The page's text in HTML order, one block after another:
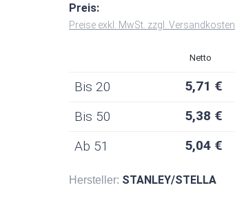
Preis:
Preise exkl. MwSt. zzgl. Versandkosten
Netto
Bis 20 5,71 €
Bis 50 5,38 €
Ab 51 5,04 €
Hersteller: STANLEY/STELLA